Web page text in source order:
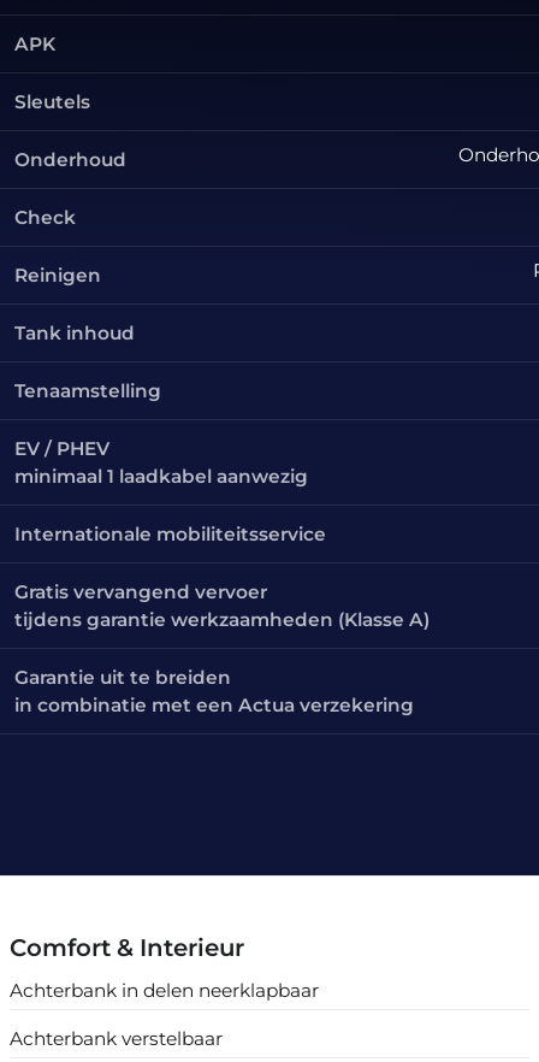
APK
Sleutels
Onderhoud
Check
Reinigen
Tank inhoud
Tenaamstelling
EV / PHEV
minimaal 1 laadkabel aanwezig
Internationale mobiliteitsservice
Gratis vervangend vervoer
tijdens garantie werkzaamheden (Klasse A)
Garantie uit te breiden
in combinatie met een Actua verzekering
Comfort & Interieur
Achterbank in delen neerklapbaar
Achterbank verstelbaar